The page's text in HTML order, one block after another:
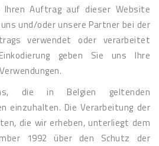
Auftrag auf dieser Website
und/oder unsere Partner bei der
verwendet oder verarbeitet
geben Sie uns Ihre
die in Belgien geltenden
einzuhalten. Die Verarbeitung der
die wir erheben, unterliegt dem
1992 über den Schutz der